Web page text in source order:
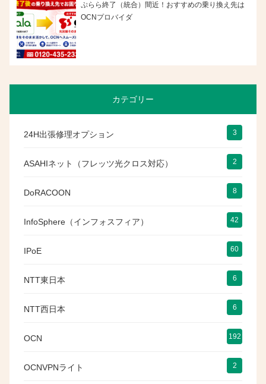
ぷらら終了（統合）間近！おすすめの乗り換え先は
OCNプロバイダ
カテゴリー
24H出張修理オプション 3
ASAHIネット（フレッツ光クロス対応） 2
DoRACOON 8
InfoSphere（インフォスフィア） 42
IPoE 60
NTT東日本 6
NTT西日本 6
OCN 192
OCNVPNライト 2